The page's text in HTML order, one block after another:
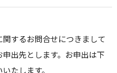
するお問合せにつきまして
出先とします。お申出は下
たします。